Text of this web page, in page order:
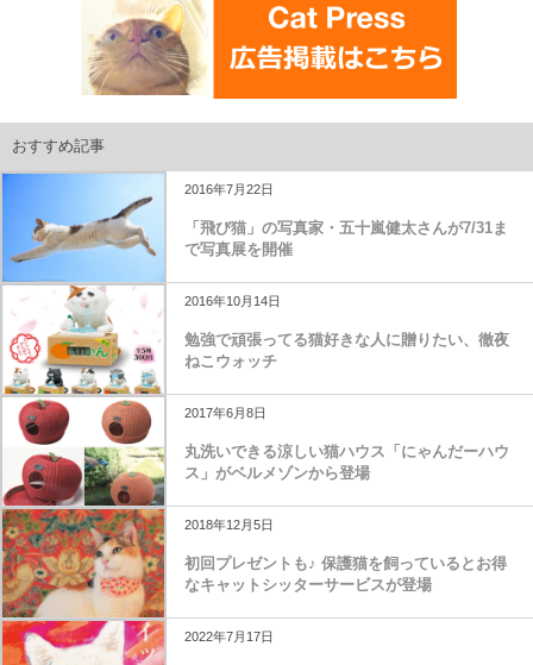
おすすめ記事
2016年7月22日
「飛び猫」の写真家・五十嵐健太さんが7/31ま
で写真展を開催
2016年10月14日
勉強で頑張ってる猫好きな人に贈りたい、徹夜
ねこウォッチ
2017年6月8日
丸洗いできる涼しい猫ハウス「にゃんだーハウ
ス」がベルメゾンから登場
2018年12月5日
初回プレゼントも♪ 保護猫を飼っているとお得
なキャットシッターサービスが登場
2022年7月17日